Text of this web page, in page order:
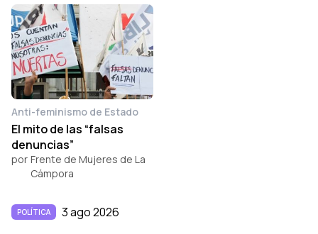
Anti-feminismo de Estado
El mito de las “falsas
denuncias”
por Frente de Mujeres de La
Cámpora
POLÍTICA 3 ago 2026